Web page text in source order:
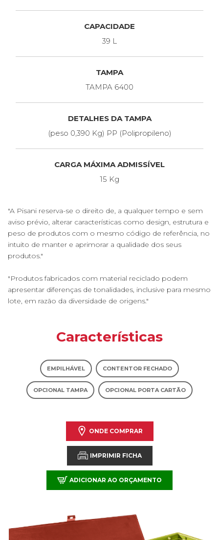
CAPACIDADE
39 L
TAMPA
TAMPA 6400
DETALHES DA TAMPA
(peso 0,390 Kg) PP (Polipropileno)
CARGA MÁXIMA ADMISSÍVEL
15 Kg
"A Pisani reserva-se o direito de, a qualquer tempo e sem
aviso prévio, alterar características como design, estrutura e
peso de produtos com o mesmo código de referência, no
intuito de manter e aprimorar a qualidade dos seus
produtos."
"Produtos fabricados com material reciclado podem
apresentar diferenças de tonalidades, inclusive para mesmo
lote, em razão da diversidade de origens."
Características
EMPILHÁVEL CONTENTOR FECHADO
OPCIONAL TAMPA OPCIONAL PORTA CARTÃO
ONDE COMPRAR
IMPRIMIR FICHA
ADICIONAR AO ORÇAMENTO